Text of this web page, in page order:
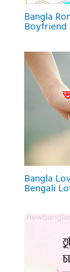
Bangla
Boyfriend
Bangla
Bengali